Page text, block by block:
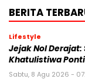
BERITA
Lifestyle
Jejak Nol Derajat:
Khatulistiwa
Sabtu, 8 Agu 2026 -